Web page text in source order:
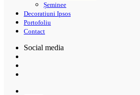
Șeminee
Decoratiuni Ipsos
Portofoliu
Contact
Social media